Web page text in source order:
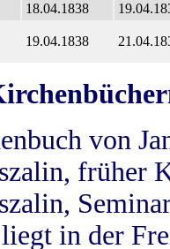
18.04.1838
19.04.1838
von
früher
in der